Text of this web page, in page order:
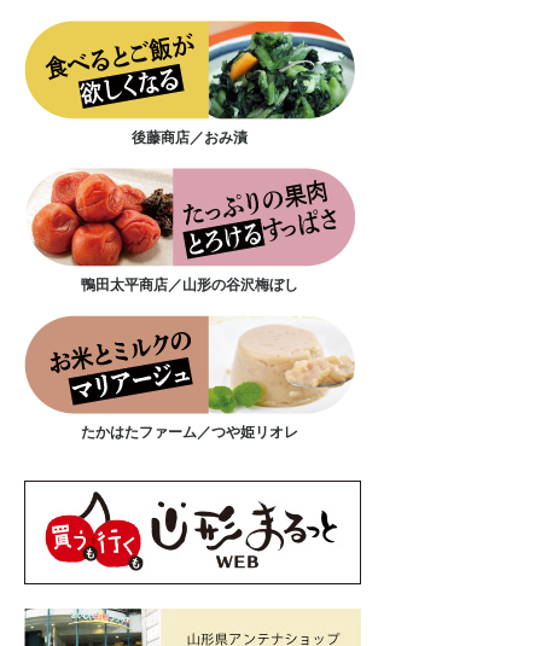
後藤商店／おみ漬
鴨田太平商店／山形の谷沢梅ぼし
たかはたファーム／つや姫リオレ